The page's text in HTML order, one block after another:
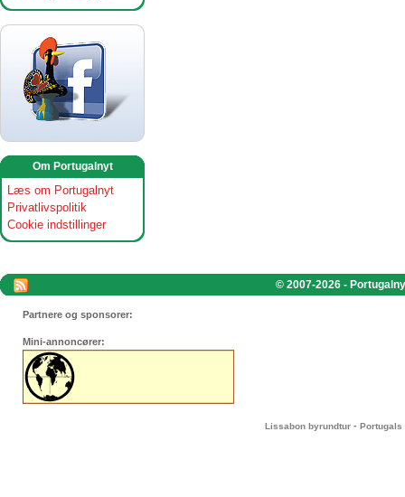
Om Portugalnyt
Læs om Portugalnyt
Privatlivspolitik
Cookie indstillinger
© 2007-2026 -
Partnere og sponsorer:
Mini-annoncører:
Lissabon byrundtur - Portugals